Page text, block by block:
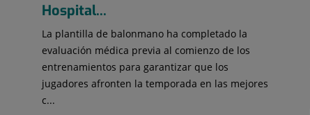
Hospital...
La plantilla de balonmano ha completado la
evaluación médica previa al comienzo de los
entrenamientos para garantizar que los
jugadores afronten la temporada en las mejores
c...